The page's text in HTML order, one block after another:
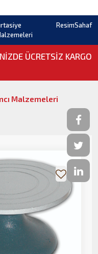
ResimSahaf
ÜCRETSİZ KARGO
Malzemeleri